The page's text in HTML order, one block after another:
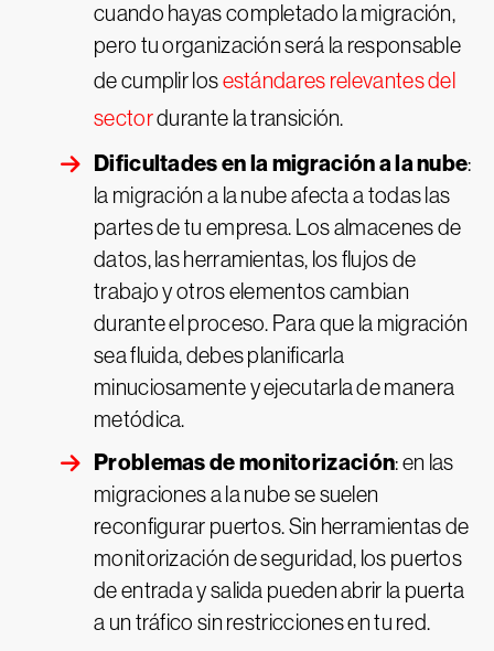
cuando hayas completado la migración,
pero tu organización será la responsable
de cumplir losestándares relevantes del
sectordurante la transición.
Dificultades en la migración a la nube:
la migración a la nube afecta a todas las
partes de tu empresa. Los almacenes de
datos, las herramientas, los flujos de
trabajo y otros elementos cambian
durante el proceso. Para que la migración
sea fluida, debes planificarla
minuciosamente y ejecutarla de manera
metódica.
Problemas de monitorización: en las
migraciones a la nube se suelen
reconfigurar puertos. Sin herramientas de
monitorización de seguridad, los puertos
de entrada y salida pueden abrir la puerta
a un tráfico sin restricciones en tu red.